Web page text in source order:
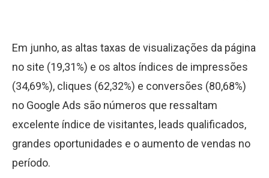
Em junho, as altas taxas de visualizações da página
no site (19,31%) e os altos índices de impressões
(34,69%), cliques (62,32%) e conversões (80,68%)
no Google Ads são números que ressaltam
excelente índice de visitantes, leads qualificados,
grandes oportunidades e o aumento de vendas no
período.